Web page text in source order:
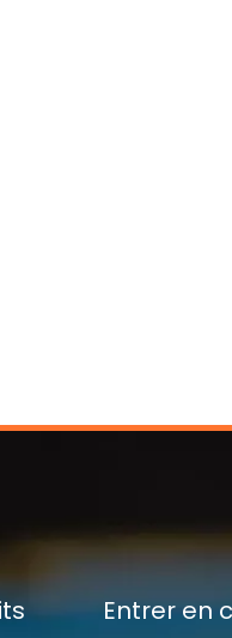
Entrer en